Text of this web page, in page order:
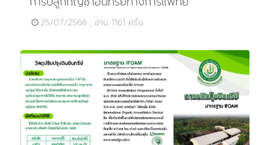
25/07/2568 , อ่าน 1161 ครั้ง